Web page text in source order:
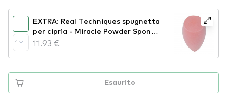
1
EXTRA: Real Techniques spugnetta
per cipria - Miracle Powder Sponge
(1894)
11.93 €
Esaurito